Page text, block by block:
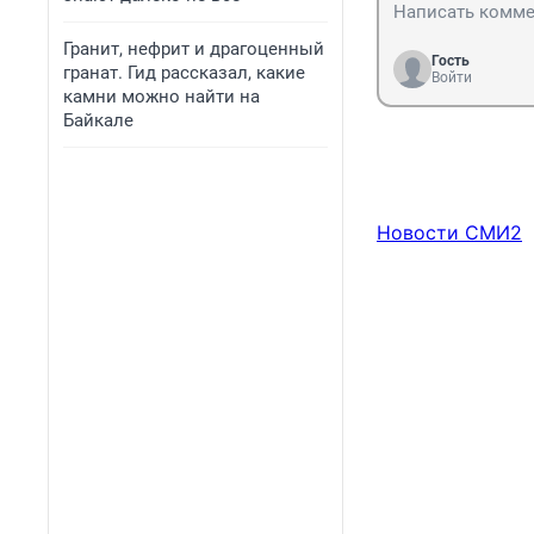
Гранит, нефрит и драгоценный
гранат. Гид рассказал, какие
камни можно найти на
Байкале
Гость
Войти
Новости СМИ2